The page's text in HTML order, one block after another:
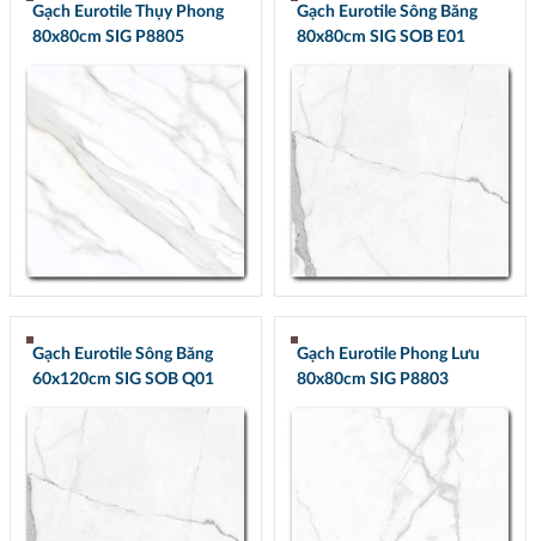
Gạch Eurotile Thụy Phong
80x80cm SIG P8805
Gạch Eurotile Sông Băng
80x80cm SIG SOB E01
Gạch Eurotile Sông Băng
60x120cm SIG SOB Q01
Gạch Eurotile Phong Lưu
80x80cm SIG P8803